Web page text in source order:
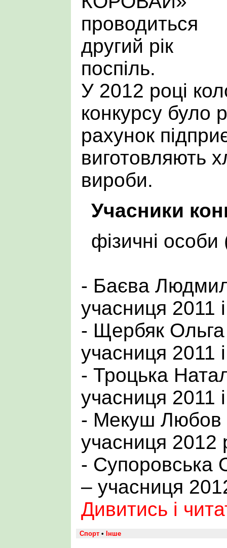
проводиться
другий рік
поспіль.
У 2012 році
конкурсу було
рахунок
виготовляють
вироби.
Учасники
фізичні особи
- Баєва
учасниця 2011
- Щербяк Ольга
учасниця 2011
- Троцька
учасниця 2011
- Мекуш Любов
учасниця 2012
- Супоровська
– учасниця
Дивитись і
Спорт • Інше